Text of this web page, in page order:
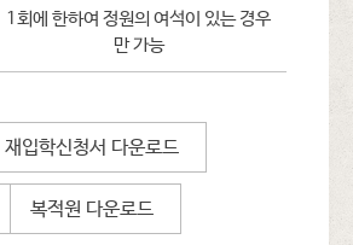
1회에 한하여 정원의 여석이 있는 경우
만 가능
재입학신청서 다운로드
복적원 다운로드